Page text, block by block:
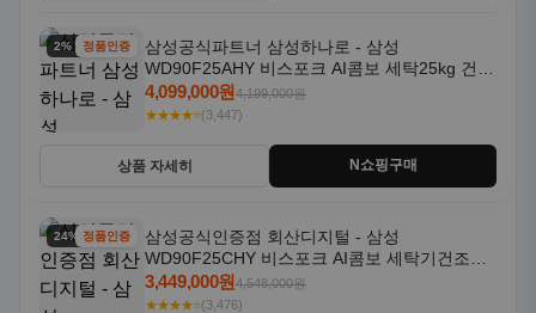
2% 할인정품인증
삼성공식파트너 삼성하나로 - 삼성
WD90F25AHY 비스포크 AI콤보 세탁25kg 건조
18kg 자동문열림 1등급
4,099,000원4,199,000원
★★★★⭐(3,447)
상품 자세히 N쇼핑구매
24% 할인정품인증
삼성공식인증점 회산디지털 - 삼성
WD90F25CHY 비스포크 AI콤보 세탁기건조기
일체형 25kg+18kg 1등급
3,449,000원4,548,000원
★★★★⭐(3,476)